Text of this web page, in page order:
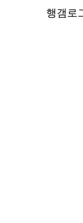
행갬로
행갬로